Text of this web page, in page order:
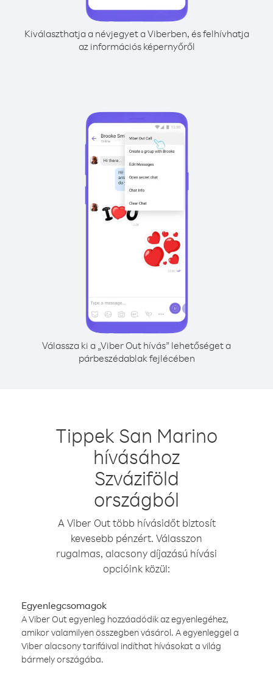
Kiválaszthatja a névjegyet a Viberben, és felhívhatja
az információs képernyőről
Válassza ki a „Viber Out hívás” lehetőséget a
párbeszédablak fejlécében
Tippek San Marino
hívásához
Szváziföld
országból
A Viber Out több hívásidőt biztosít
kevesebb pénzért. Válasszon
rugalmas, alacsony díjazású hívási
opcióink közül:
Egyenlegcsomagok
A Viber Out egyenleg hozzáadódik az egyenlegéhez,
amikor valamilyen összegben vásárol. A egyenleggel a
Viber alacsony tarifáival indíthat hívásokat a világ
bármely országába.